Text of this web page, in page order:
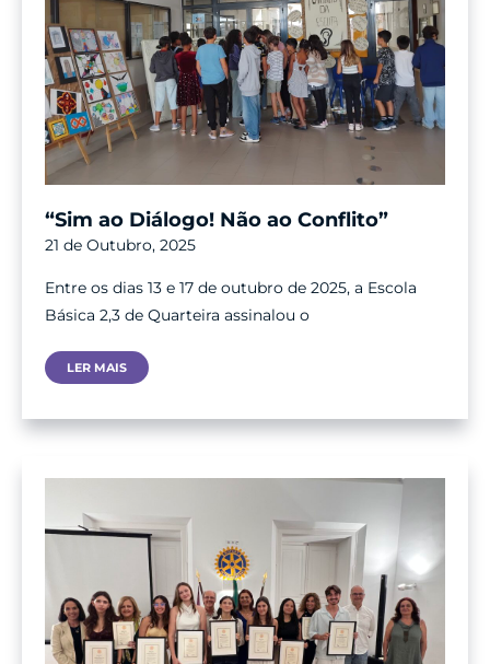
“Sim ao Diálogo! Não ao Conflito”
21 de Outubro, 2025
Entre os dias 13 e 17 de outubro de 2025, a Escola
Básica 2,3 de Quarteira assinalou o
“Sim
Diálogo!
Conflito”
LER MAIS